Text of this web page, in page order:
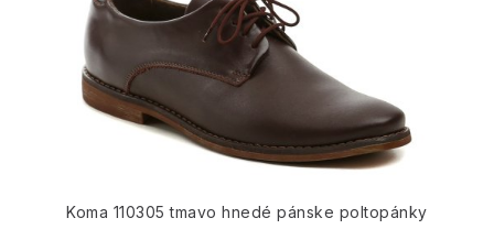
Koma 110305 tmavo hnedé pánske poltopánky